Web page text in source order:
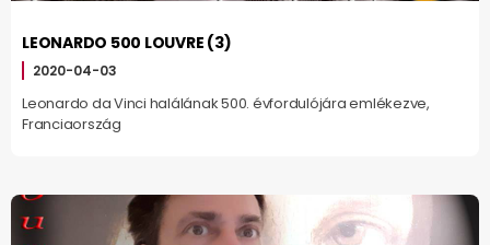
LEONARDO 500 LOUVRE (3)
2020-04-03
Leonardo da Vinci halálának 500. évfordulójára emlékezve,
Franciaország